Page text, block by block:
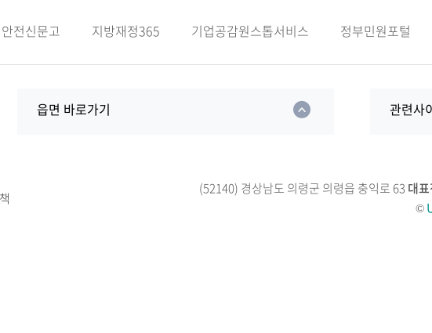
안전신문고 지방재정365 기업공감원스톱서비스 정부민원포털
읍면 바로가기 관련사
(52140) 경상남도 의령군 의령읍 충익로 63 대
©